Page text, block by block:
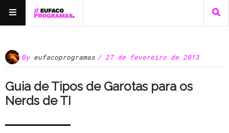
By eufacoprogramas / 27 de fevereiro de 2013
Guia de Tipos de Garotas para os
Nerds de TI